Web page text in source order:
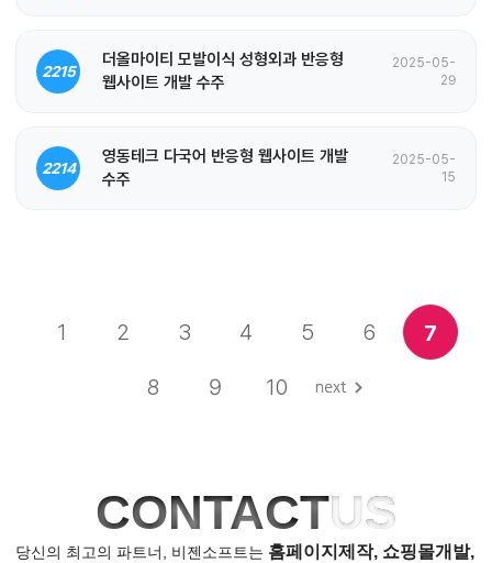
2215
더올마이티 모발이식 성형외과 반응형
웹사이트 개발 수주
2025-05-
29
2214
영동테크 다국어 반응형 웹사이트 개발
수주
2025-05-
15
1 2 3 4 5 6 7
8 9 10
CONTACTUS
당신의 최고의 파트너, 비젠소프트는 홈페이지제작, 쇼핑몰개발,